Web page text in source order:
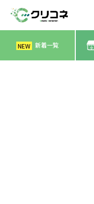
NEW 新着一覧